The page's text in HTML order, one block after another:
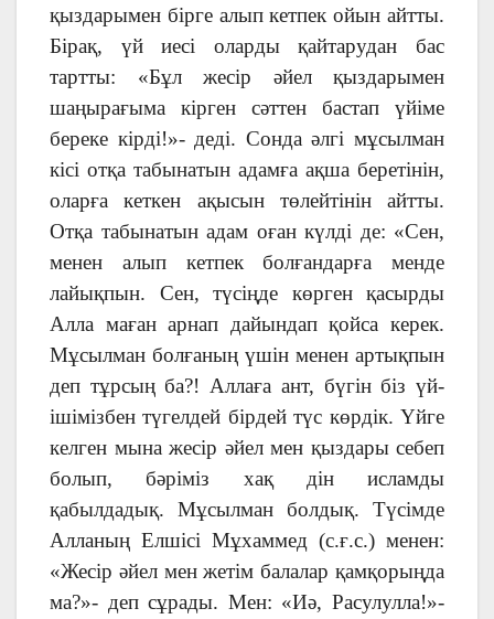
қыздарымен бірге алып кетпек ойын айтты.
Бірақ, үй иесі оларды қайтарудан бас
тартты: «Бұл жесір әйел қыздарымен
шаңырағыма кірген сәттен бастап үйіме
береке кірді!»- деді. Сонда әлгі мұсылман
кісі отқа табынатын адамға ақша беретінін,
оларға кеткен ақысын төлейтінін айтты.
Отқа табынатын адам оған күлді де: «Сен,
менен алып кетпек болғандарға менде
лайықпын. Сен, түсіңде көрген қасырды
Алла маған арнап дайындап қойса керек.
Мұсылман болғаның үшін менен артықпын
деп тұрсың ба?! Аллаға ант, бүгін біз үй-
ішімізбен түгелдей бірдей түс көрдік. Үйге
келген мына жесір әйел мен қыздары себеп
болып, бәріміз хақ дін исламды
қабылдадық. Мұсылман болдық. Түсімде
Алланың Елшісі Мұхаммед (с.ғ.с.) менен:
«Жесір әйел мен жетім балалар қамқорыңда
ма?»- деп сұрады. Мен: «Иә, Расулулла!»-